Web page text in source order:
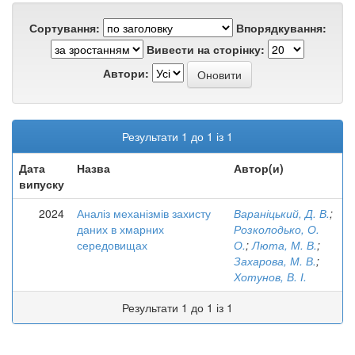
Сортування:
Впорядкування:
Вивести на сторінку:
Автори:
Результати 1 до 1 із 1
Дата
випуску
Назва Автор(и)
2024
Аналіз механізмів захисту
даних в хмарних
середовищах
Вараніцький, Д. В.;
Розколодько, О.
О.;Люта, М. В.;
Захарова, М. В.;
Хотунов, В. І.
Результати 1 до 1 із 1